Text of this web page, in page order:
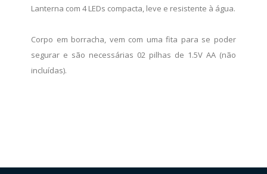
Lanterna com 4 LEDs compacta, leve e resistente à água.
Corpo em borracha, vem com uma fita para se poder
segurar e são necessárias 02 pilhas de 1.5V AA (não
incluídas).